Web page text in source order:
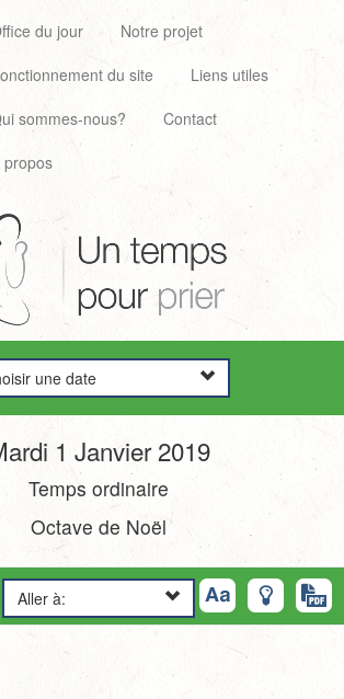
du jour
Notre projet
du site
Liens utiles
sommes-nous?
Contact
propos
une date
1 Janvier 2019
Temps ordinaire
Octave de Noël
Aller à: